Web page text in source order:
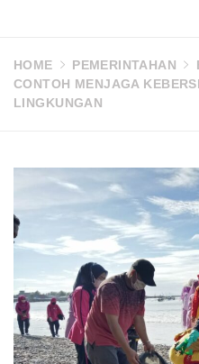
HOME PEMERINTAHAN
CONTOH MENJAGA
LINGKUNGAN